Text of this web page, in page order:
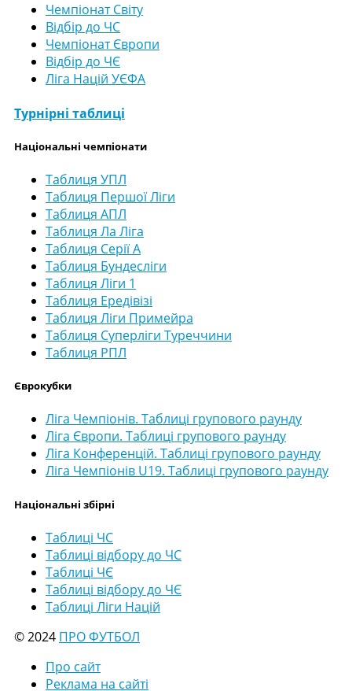
Чемпіонат Світу
Відбір до ЧС
Чемпіонат Європи
Відбір до ЧЄ
Ліга Націй УЄФА
Турнірні таблиці
Національні чемпіонати
Таблиця УПЛ
Таблиця Першої Ліги
Таблиця АПЛ
Таблиця Ла Ліга
Таблиця Серії А
Таблиця Бундесліги
Таблиця Ліги 1
Таблиця Ередівізі
Таблиця Ліги Примейра
Таблиця Суперліги Туреччини
Таблиця РПЛ
Єврокубки
Ліга Чемпіонів. Таблиці групового раунду
Ліга Європи. Таблиці групового раунду
Ліга Конференцій. Таблиці групового раунду
Ліга Чемпіонів U19. Таблиці групового раунду
Національні збірні
Таблиці ЧС
Таблиці відбору до ЧС
Таблиці ЧЄ
Таблиці відбору до ЧЄ
Таблиці Ліги Націй
© 2024 ПРО ФУТБОЛ
Про сайт
Реклама на сайті